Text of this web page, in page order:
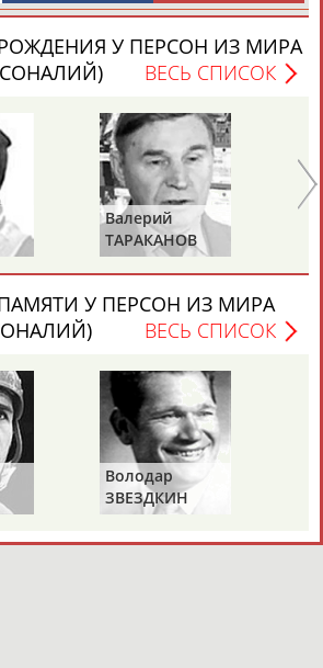
У ПЕРСОН ИЗ МИРА
ВЕСЬ СПИСОК
Валерий
ТАРАКАНОВ
У ПЕРСОН ИЗ МИРА
ВЕСЬ СПИСОК
Володар
ЗВЕЗДКИН